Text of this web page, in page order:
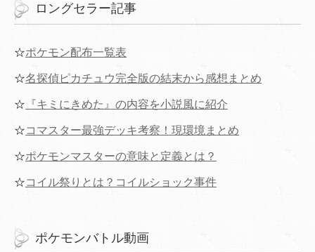
ロングセラー記事
☆ポケモン配布一覧表
☆名探偵ピカチュウ完全版の結末から感想まとめ
☆ 『キミにきめた』の内容を小説風に紹介
☆コマスター最強デッキ考察！現環境まとめ
☆ポケモンマスターの意味と定義とは？
☆コイル祭りとは？コイルショック事件
ポケモンバトル動画